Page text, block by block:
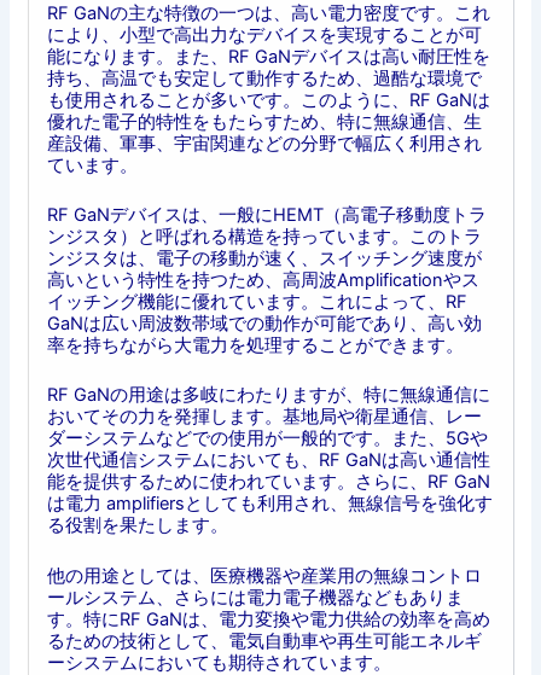
RF GaNの主な特徴の一つは、高い電力密度です。これ
により、小型で高出力なデバイスを実現することが可
能になります。また、RF GaNデバイスは高い耐圧性を
持ち、高温でも安定して動作するため、過酷な環境で
も使用されることが多いです。このように、RF GaNは
優れた電子的特性をもたらすため、特に無線通信、生
産設備、軍事、宇宙関連などの分野で幅広く利用され
ています。
RF GaNデバイスは、一般にHEMT（高電子移動度トラ
ンジスタ）と呼ばれる構造を持っています。このトラ
ンジスタは、電子の移動が速く、スイッチング速度が
高いという特性を持つため、高周波Amplificationやス
イッチング機能に優れています。これによって、RF
GaNは広い周波数帯域での動作が可能であり、高い効
率を持ちながら大電力を処理することができます。
RF GaNの用途は多岐にわたりますが、特に無線通信に
おいてその力を発揮します。基地局や衛星通信、レー
ダーシステムなどでの使用が一般的です。また、5Gや
次世代通信システムにおいても、RF GaNは高い通信性
能を提供するために使われています。さらに、RF GaN
は電力 amplifiersとしても利用され、無線信号を強化す
る役割を果たします。
他の用途としては、医療機器や産業用の無線コントロ
ールシステム、さらには電力電子機器などもありま
す。特にRF GaNは、電力変換や電力供給の効率を高め
るための技術として、電気自動車や再生可能エネルギ
ーシステムにおいても期待されています。